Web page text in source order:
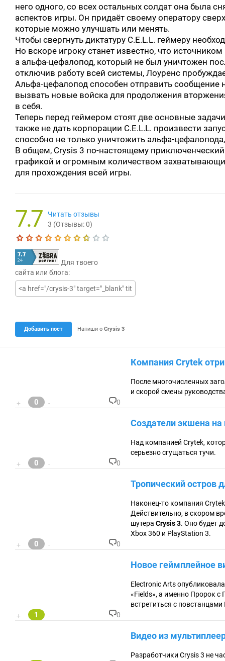
него одного, со всех остальных солдат она была
аспектов игры. Он придаёт своему оператору
которые можно улучшать или менять.
Чтобы свергнуть диктатуру C.E.L.L. геймеру
Но вскоре игроку станет известно, что
а альфа-цефалопод, который не был уничтожен
отключив работу всей системы, Лоуренс
Альфа-цефалопод способен отправить
вызвать новые войска для продолжения
в себя.
Теперь перед геймером стоят две основные
также не дать корпорации C.E.L.L. произвести
способно не только уничтожить альфа-
В общем, Crysis 3 по-настоящему
графикой и огромным количеством
для прохождения всей игры.
7.7
Читать отзывы
3 (Отзывы:0)
Для твоего
сайта или блога:
Добавить пост Напиши о Crysis 3
Компания Crytek
После многочисленных
и скорой смены
+
0 -
К
ри
ев
0
Создатели экшена на
Над компанией Crytek,
серьезно сгущаться тучи.
+
0 -
К
0
Тропический остров
Наконец-то компания
Действительно, в скором
шутера Crysis 3. Оно будет
Xbox 360 и PlayStation 3.
+
0 -
К
:
0
Новое геймплейное
Electronic Arts
«Fields», а именно Пророк
встретиться с
+
1 -
К
0
Видео из
Разработчики Crysis 3 не